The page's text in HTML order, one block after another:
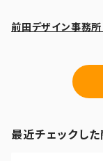
前田デザイン事務所
最近チェックし